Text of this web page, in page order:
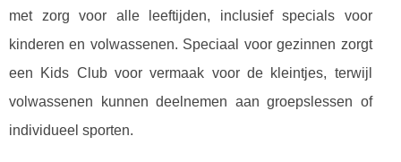
met zorg voor alle leeftijden, inclusief specials voor
kinderen en volwassenen. Speciaal voor gezinnen zorgt
een Kids Club voor vermaak voor de kleintjes, terwijl
volwassenen kunnen deelnemen aan groepslessen of
individueel sporten.